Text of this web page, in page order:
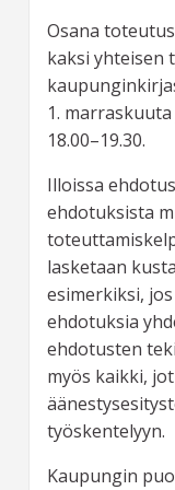
Osana
kaksi yhteisen
1.
18.00–19.30.
Illoissa
ehdotuksista
lasketaan
esimerkiksi,
ehdotuksia
ehdotusten
myös kaikki,
työskentelyyn.
Kaupungin